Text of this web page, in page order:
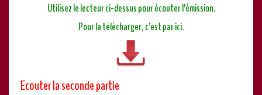
Utilisez le lecteur ci-dessus pour écouter l’émission.
Pour la télécharger, c’est par ici.
Ecouter la seconde partie